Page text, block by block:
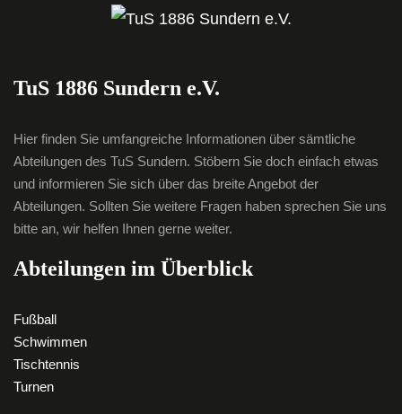
TuS 1886 Sundern e.V.
Hier finden Sie umfangreiche Informationen über sämtliche
Abteilungen des TuS Sundern. Stöbern Sie doch einfach etwas
und informieren Sie sich über das breite Angebot der
Abteilungen. Sollten Sie weitere Fragen haben sprechen Sie uns
bitte an, wir helfen Ihnen gerne weiter.
Abteilungen im Überblick
Fußball
Schwimmen
Tischtennis
Turnen